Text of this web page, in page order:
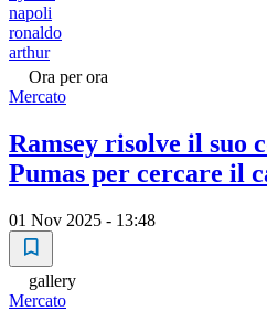
napoli
ronaldo
arthur
Ora per ora
Mercato
Ramsey risolve il suo
Pumas per cercare il
01 Nov 2025 - 13:48
gallery
Mercato